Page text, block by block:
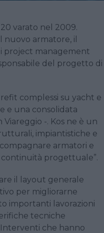
varato nel 2009.
nuovo armatore, il
project management
del progetto di
complessi su yacht e
e una consolidata
-. Kos ne è un
impiantistiche e
armatori e
continuità progettuale”.
il layout generale
per migliorarne
importanti lavorazioni
tecniche
Interventi che hanno